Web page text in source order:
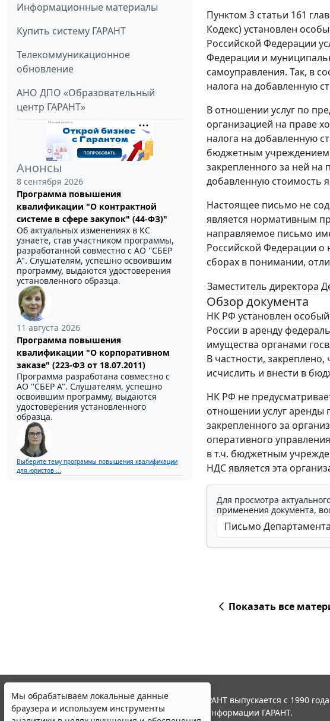
Информационные материалы
Купить систему ГАРАНТ
Телекоммуникационное
обновление
АНО ДПО «Образовательный
центр ГАРАНТ»
Анонсы
8 сентября 2026
Программа повышения
квалификации "О контрактной
системе в сфере закупок" (44-ФЗ)"
Об актуальных изменениях в КС
узнаете, став участником программы,
разработанной совместно с АО ''СБЕР
А". Слушателям, успешно освоившим
программу, выдаются удостоверения
установленного образца.
11 августа 2026
Программа повышения
квалификации "О корпоративном
заказе" (223-ФЗ от 18.07.2011)
Программа разработана совместно с
АО ''СБЕР А". Слушателям, успешно
освоившим программу, выдаются
удостоверения установленного
образца.
Выберите тему программы повышения квалификации
для юристов ...
Пунктом 3 статьи 161
Кодекс) установлен
Российской Федерации
Федерации и
самоуправления. Так, в
налога на добавленную
В отношении услуг по
организацией на праве
налога на добавленную
бюджетным учреждением,
закрепленного за ней на
добавленную стоимость
Настоящее письмо не
является нормативным
направляемое письмо
Российской Федерации о
сборах в понимании,
Заместитель директора
Обзор документа
НК РФ установлен
России в аренду
имущества органами
В частности,
исчислить и внести в
НК РФ не
отношении услуг аренды
закрепленного за
оперативного
в т.ч. бюджетным
НДС является эта
Для просмотра
применения документа,
Показать все
Мы обрабатываем локальные данные
браузера и используем инструменты
© ООО "НПП "ГАРАНТ-СЕРВИС", 2026. Система ГАРАНТ выпускается с 1990
участниками Российской ассоциации правовой информации ГАРАНТ.